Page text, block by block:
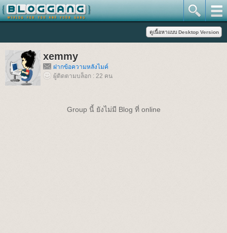
xemmy
ฝากข้อความหลังไมค์
ผู้ติดตามบล็อก : 22 คน
Group นี้ ยังไม่มี Blog ที่ online